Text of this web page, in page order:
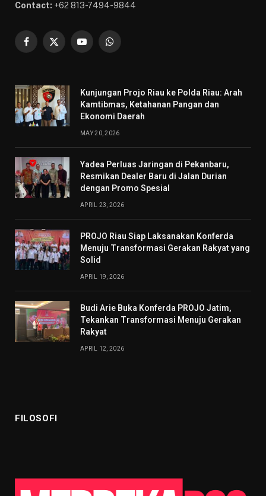
Contact: +62 813-7494-9844
Facebook
X
YouTubeWhatsApp
Kunjungan Projo Riau ke Polda Riau: Arah
Kamtibmas, Ketahanan Pangan dan
Ekonomi Daerah
MAY 20, 2026
Yadea Perluas Jaringan di Pekanbaru,
Resmikan Dealer Baru di Jalan Durian
dengan Promo Spesial
APRIL 23, 2026
PROJO Riau Siap Laksanakan Konferda
Menuju Transformasi Gerakan Rakyat yang
Solid
APRIL 19, 2026
Budi Arie Buka Konferda PROJO Jatim,
Tekankan Transformasi Menuju Gerakan
Rakyat
APRIL 12, 2026
FILOSOFI